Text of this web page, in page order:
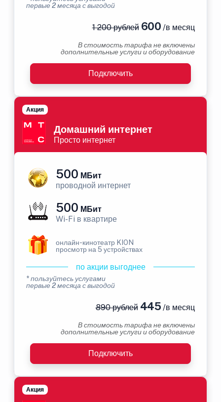
первые 2 месяца с выгодой
1 200 рублей600 /в месяц
В стоимость тарифа не включены
дополнительные услуги и оборудование
Подключить
Домашний интернет
Просто интернет
Акция
500 МБит
проводной интернет
500 МБит
Wi-Fi в квартире
онлайн-кинотеатр KION
просмотр на 5 устройствах
по акции выгоднее
* пользуйтесь услугами
первые 2 месяца с выгодой
890 рублей445 /в месяц
В стоимость тарифа не включены
дополнительные услуги и оборудование
Подключить
Акция